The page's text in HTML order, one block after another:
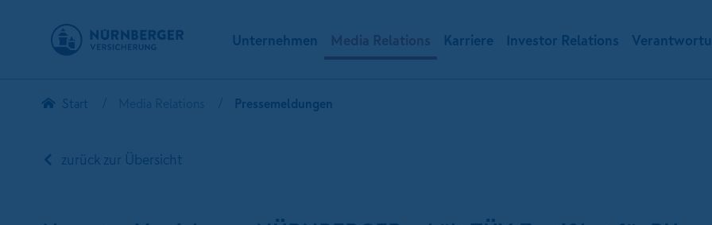
Unternehmen Media Relations Karriere Investor Relations
Start Media Relations Pressemeldungen
zurück zur Übersicht